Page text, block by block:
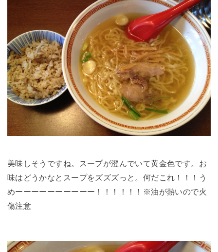
美味しそうですね。スープが澄んでいて黄金色です。お
味はどうかなとスープをズズズっと。何だこれ！！！う
めーーーーーーーーーー！！！！！！※油が熱いので火
傷注意